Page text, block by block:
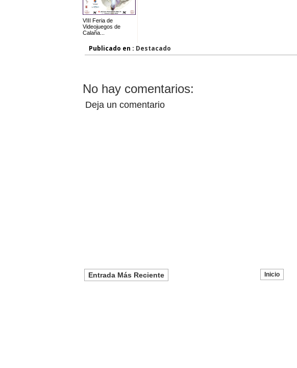
VIII Feria de
Videojuegos de
Calaña...
Publicado en : Destacado
No hay comentarios:
Deja un comentario
Entrada Más Reciente Inicio